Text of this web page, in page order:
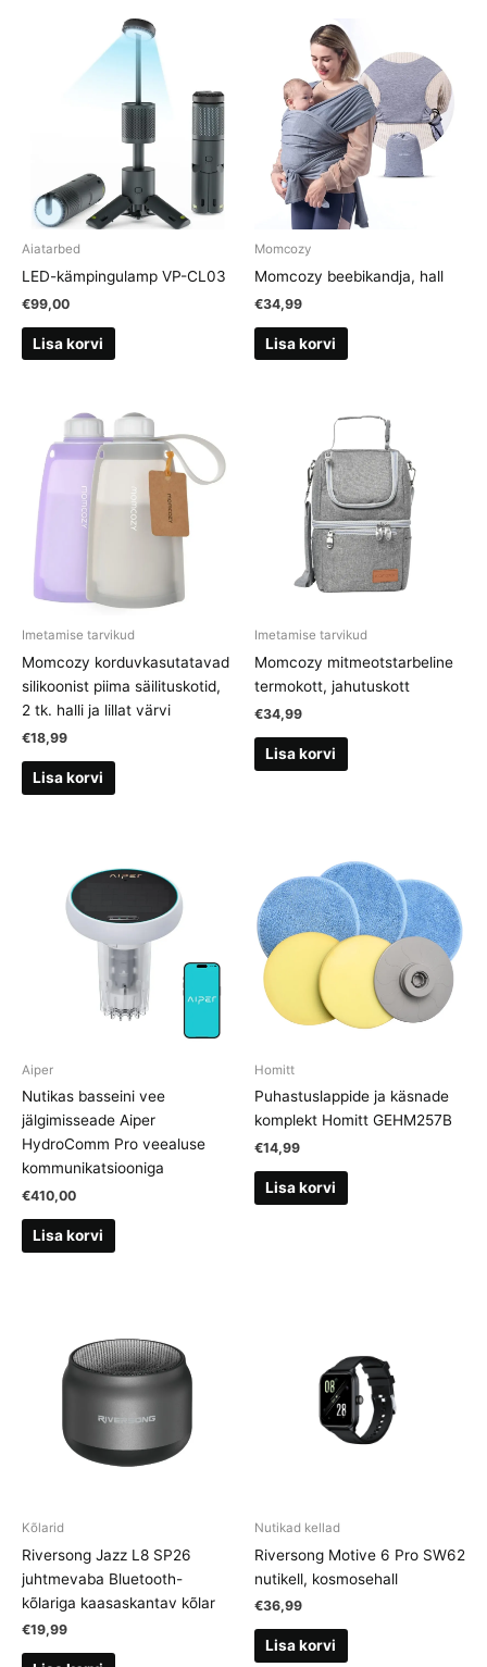
Aiatarbed
LED-kämpingulamp VP-CL03
€99,00
Lisa korvi
Momcozy
Momcozy beebikandja, hall
€34,99
Lisa korvi
Imetamise tarvikud
Momcozy korduvkasutatavad
silikoonist piima säilituskotid,
2 tk. halli ja lillat värvi
€18,99
Lisa korvi
Imetamise tarvikud
Momcozy mitmeotstarbeline
termokott, jahutuskott
€34,99
Lisa korvi
Aiper
Nutikas basseini vee
jälgimisseade Aiper
HydroComm Pro veealuse
kommunikatsiooniga
€410,00
Lisa korvi
Homitt
Puhastuslappide ja käsnade
komplekt Homitt GEHM257B
€14,99
Lisa korvi
Kõlarid
Riversong Jazz L8 SP26
juhtmevaba Bluetooth-
kõlariga kaasaskantav kõlar
€19,99
Nutikad kellad
Riversong Motive 6 Pro SW62
nutikell, kosmosehall
€36,99
Lisa korvi